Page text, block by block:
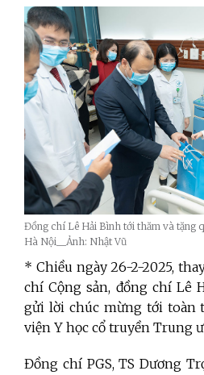
Đồng chí Lê Hải Bình tới thăm và tặng
Hà Nội__Ảnh: Nhật Vũ
* Chiều ngày 26-2-2025,
chí Cộng sản, đồng chí Lê
gửi lời chúc mừng tới toàn
viện Y học cổ truyền Trung
Đồng chí PGS, TS Dương